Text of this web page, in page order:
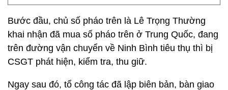
Bước đầu, chủ số pháo trên là Lê Trọng Thường
khai nhận đã mua số pháo trên ở Trung Quốc, đang
trên đường vận chuyển về Ninh Bình tiêu thụ thì bị
CSGT phát hiện, kiểm tra, thu giữ.
Ngay sau đó, tổ công tác đã lập biên bản, bàn giao